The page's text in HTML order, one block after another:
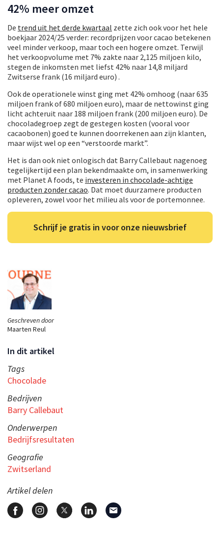
Geschreven door
Maarten Reul
In dit artikel
Tags
Chocolade
Bedrijven
Barry Callebaut
Onderwerpen
Bedrijfsresultaten
Geografie
Zwitserland
Artikel delen
42% meer omzet
De trend uit het derde kwartaal zette zich ook voor het hele
boekjaar 2024/25 verder: recordprijzen voor cacao betekenen
veel minder verkoop, maar toch een hogere omzet. Terwijl
het verkoopvolume met 7% zakte naar 2,125 miljoen kilo,
stegen de inkomsten met liefst 42% naar 14,8 miljard
Zwitserse frank (16 miljard euro) .
Ook de operationele winst ging met 42% omhoog (naar 635
miljoen frank of 680 miljoen euro), maar de nettowinst ging
licht achteruit naar 188 miljoen frank (200 miljoen euro). De
chocoladegroep zegt de gestegen kosten (vooral voor
cacaobonen) goed te kunnen doorrekenen aan zijn klanten,
maar wijst wel op een “verstoorde markt”.
Het is dan ook niet onlogisch dat Barry Callebaut nagenoeg
tegelijkertijd een plan bekendmaakte om, in samenwerking
met Planet A foods, te investeren in chocolade-achtige
producten zonder cacao. Dat moet duurzamere producten
opleveren, zowel voor het milieu als voor de portemonnee.
Schrijf je gratis in voor onze nieuwsbrief